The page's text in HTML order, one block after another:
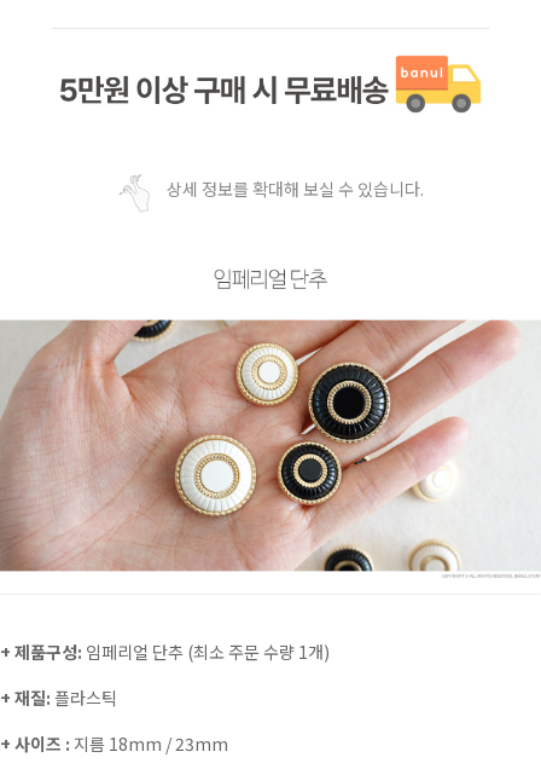
상세 정보를 확대해 보실 수 있습니다.
+ 제품구성: 임페리얼 단추 (최소 주문 수량 1개)
+ 재질: 플라스틱
+ 사이즈 : 지름 18mm / 23mm